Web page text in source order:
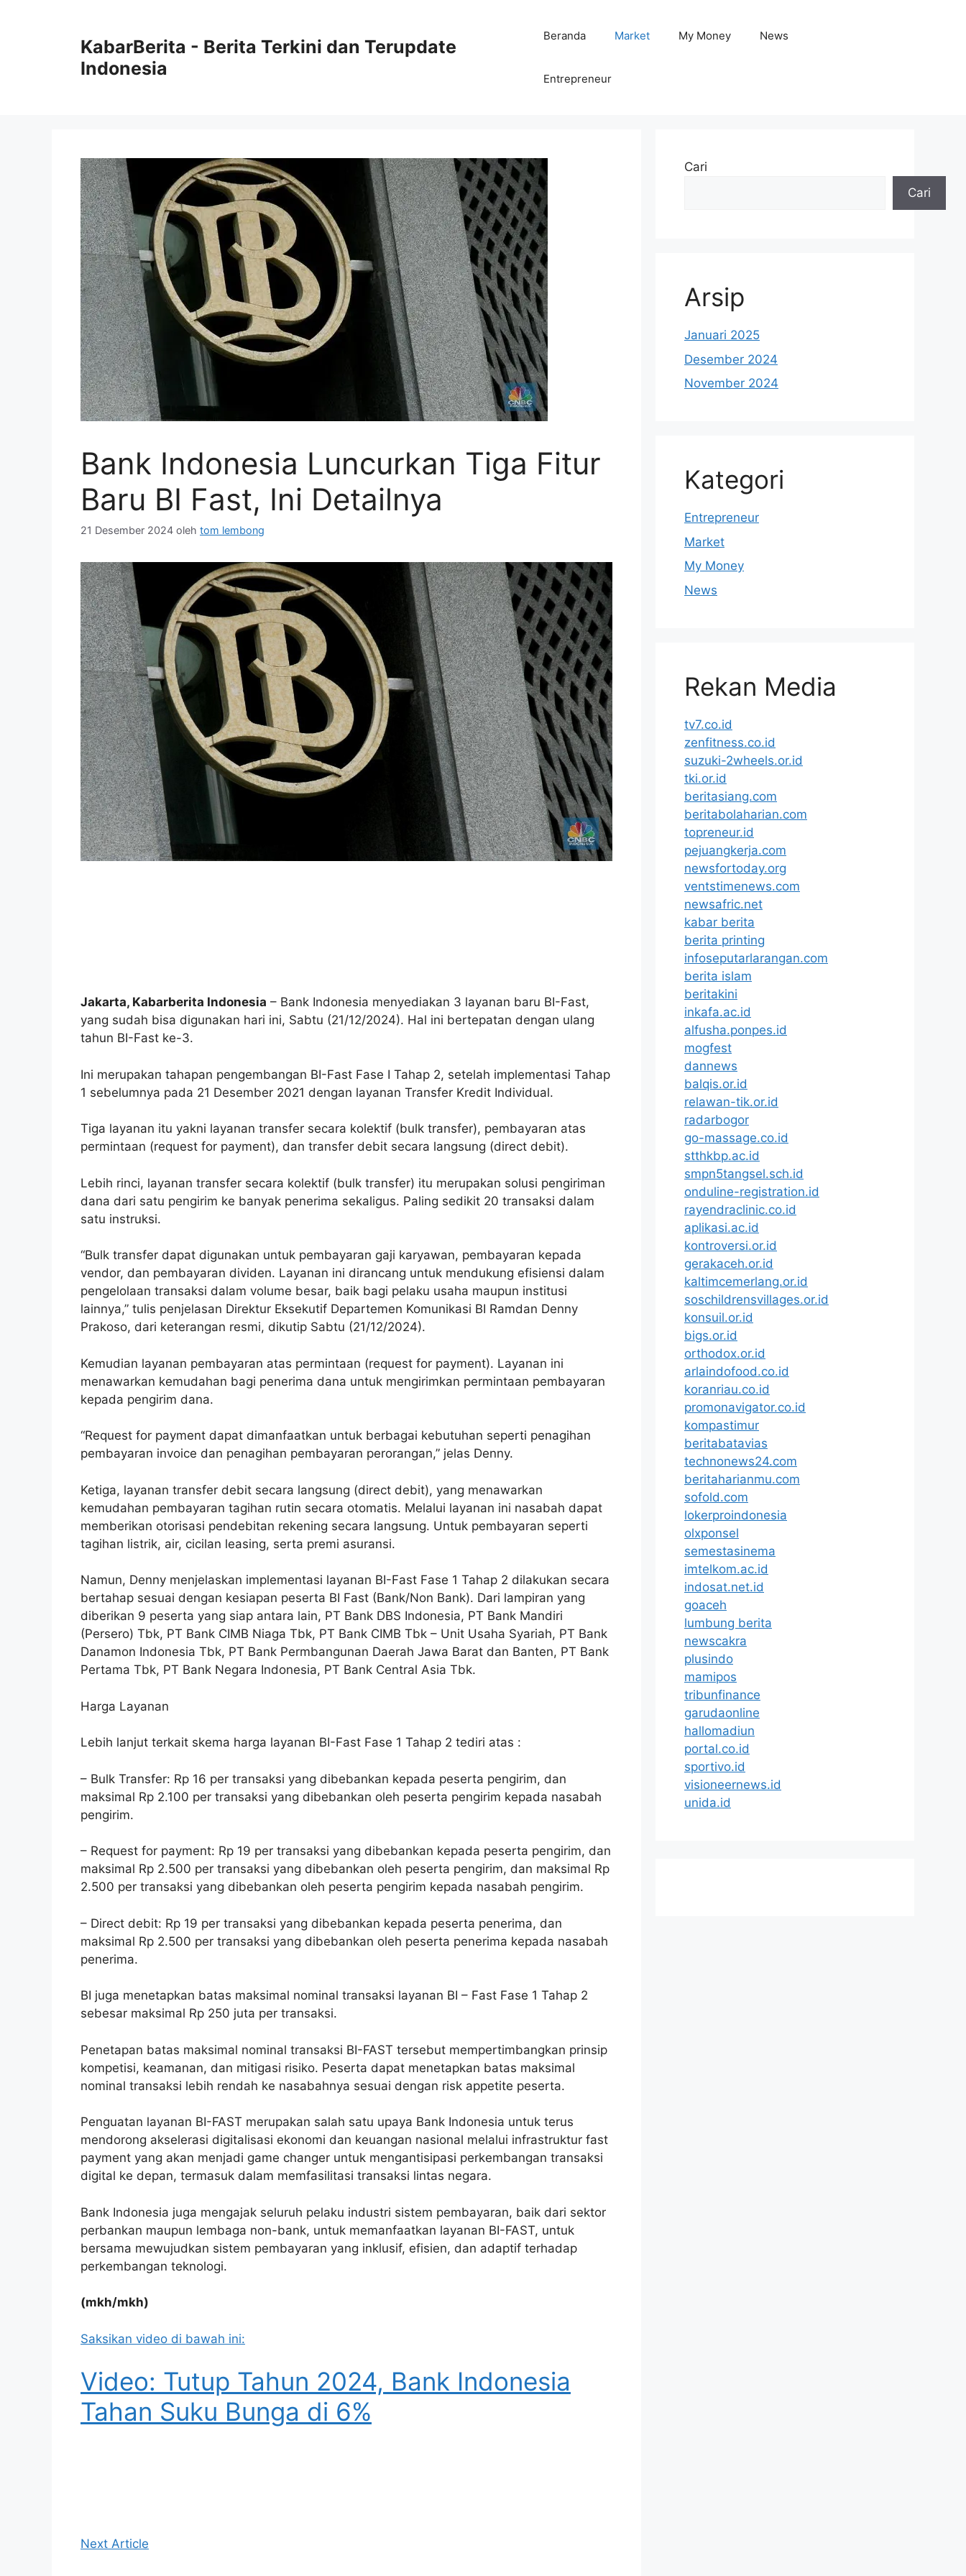
KabarBerita - Berita Terkini dan Terupdate
Indonesia
Beranda Market My Money News
Entrepreneur
Bank Indonesia Luncurkan Tiga Fitur
Baru BI Fast, Ini Detailnya
21 Desember 2024 oleh tom lembong
Jakarta, Kabarberita Indonesia – Bank Indonesia menyediakan 3 layanan baru BI-Fast,
yang sudah bisa digunakan hari ini, Sabtu (21/12/2024). Hal ini bertepatan dengan ulang
tahun BI-Fast ke-3.
Ini merupakan tahapan pengembangan BI-Fast Fase I Tahap 2, setelah implementasi Tahap
1 sebelumnya pada 21 Desember 2021 dengan layanan Transfer Kredit Individual.
Tiga layanan itu yakni layanan transfer secara kolektif (bulk transfer), pembayaran atas
permintaan (request for payment), dan transfer debit secara langsung (direct debit).
Lebih rinci, layanan transfer secara kolektif (bulk transfer) itu merupakan solusi pengiriman
dana dari satu pengirim ke banyak penerima sekaligus. Paling sedikit 20 transaksi dalam
satu instruksi.
“Bulk transfer dapat digunakan untuk pembayaran gaji karyawan, pembayaran kepada
vendor, dan pembayaran dividen. Layanan ini dirancang untuk mendukung efisiensi dalam
pengelolaan transaksi dalam volume besar, baik bagi pelaku usaha maupun institusi
lainnya,” tulis penjelasan Direktur Eksekutif Departemen Komunikasi BI Ramdan Denny
Prakoso, dari keterangan resmi, dikutip Sabtu (21/12/2024).
Kemudian layanan pembayaran atas permintaan (request for payment). Layanan ini
menawarkan kemudahan bagi penerima dana untuk mengirimkan permintaan pembayaran
kepada pengirim dana.
“Request for payment dapat dimanfaatkan untuk berbagai kebutuhan seperti penagihan
pembayaran invoice dan penagihan pembayaran perorangan,” jelas Denny.
Ketiga, layanan transfer debit secara langsung (direct debit), yang menawarkan
kemudahan pembayaran tagihan rutin secara otomatis. Melalui layanan ini nasabah dapat
memberikan otorisasi pendebitan rekening secara langsung. Untuk pembayaran seperti
tagihan listrik, air, cicilan leasing, serta premi asuransi.
Namun, Denny menjelaskan implementasi layanan BI-Fast Fase 1 Tahap 2 dilakukan secara
bertahap sesuai dengan kesiapan peserta BI Fast (Bank/Non Bank). Dari lampiran yang
diberikan 9 peserta yang siap antara lain, PT Bank DBS Indonesia, PT Bank Mandiri
(Persero) Tbk, PT Bank CIMB Niaga Tbk, PT Bank CIMB Tbk – Unit Usaha Syariah, PT Bank
Danamon Indonesia Tbk, PT Bank Permbangunan Daerah Jawa Barat dan Banten, PT Bank
Pertama Tbk, PT Bank Negara Indonesia, PT Bank Central Asia Tbk.
Harga Layanan
Lebih lanjut terkait skema harga layanan BI-Fast Fase 1 Tahap 2 tediri atas :
– Bulk Transfer: Rp 16 per transaksi yang dibebankan kepada peserta pengirim, dan
maksimal Rp 2.100 per transaksi yang dibebankan oleh peserta pengirim kepada nasabah
pengirim.
– Request for payment: Rp 19 per transaksi yang dibebankan kepada peserta pengirim, dan
maksimal Rp 2.500 per transaksi yang dibebankan oleh peserta pengirim, dan maksimal Rp
2.500 per transaksi yang dibebankan oleh peserta pengirim kepada nasabah pengirim.
– Direct debit: Rp 19 per transaksi yang dibebankan kepada peserta penerima, dan
maksimal Rp 2.500 per transaksi yang dibebankan oleh peserta penerima kepada nasabah
penerima.
BI juga menetapkan batas maksimal nominal transaksi layanan BI – Fast Fase 1 Tahap 2
sebesar maksimal Rp 250 juta per transaksi.
Penetapan batas maksimal nominal transaksi BI-FAST tersebut mempertimbangkan prinsip
kompetisi, keamanan, dan mitigasi risiko. Peserta dapat menetapkan batas maksimal
nominal transaksi lebih rendah ke nasabahnya sesuai dengan risk appetite peserta.
Penguatan layanan BI-FAST merupakan salah satu upaya Bank Indonesia untuk terus
mendorong akselerasi digitalisasi ekonomi dan keuangan nasional melalui infrastruktur fast
payment yang akan menjadi game changer untuk mengantisipasi perkembangan transaksi
digital ke depan, termasuk dalam memfasilitasi transaksi lintas negara.
Bank Indonesia juga mengajak seluruh pelaku industri sistem pembayaran, baik dari sektor
perbankan maupun lembaga non-bank, untuk memanfaatkan layanan BI-FAST, untuk
bersama mewujudkan sistem pembayaran yang inklusif, efisien, dan adaptif terhadap
perkembangan teknologi.
(mkh/mkh)
Saksikan video di bawah ini:
Video: Tutup Tahun 2024, Bank Indonesia
Tahan Suku Bunga di 6%
Next Article
Cari
Cari
Arsip
Januari 2025
Desember 2024
November 2024
Kategori
Entrepreneur
Market
My Money
News
Rekan Media
tv7.co.id
zenfitness.co.id
suzuki-2wheels.or.id
tki.or.id
beritasiang.com
beritabolaharian.com
topreneur.id
pejuangkerja.com
newsfortoday.org
ventstimenews.com
newsafric.net
kabar berita
berita printing
infoseputarlarangan.com
berita islam
beritakini
inkafa.ac.id
alfusha.ponpes.id
mogfest
dannews
balqis.or.id
relawan-tik.or.id
radarbogor
go-massage.co.id
stthkbp.ac.id
smpn5tangsel.sch.id
onduline-registration.id
rayendraclinic.co.id
aplikasi.ac.id
kontroversi.or.id
gerakaceh.or.id
kaltimcemerlang.or.id
soschildrensvillages.or.id
konsuil.or.id
bigs.or.id
orthodox.or.id
arlaindofood.co.id
koranriau.co.id
promonavigator.co.id
kompastimur
beritabatavias
technonews24.com
beritaharianmu.com
sofold.com
lokerproindonesia
olxponsel
semestasinema
imtelkom.ac.id
indosat.net.id
goaceh
lumbung berita
newscakra
plusindo
mamipos
tribunfinance
garudaonline
hallomadiun
portal.co.id
sportivo.id
visioneernews.id
unida.id